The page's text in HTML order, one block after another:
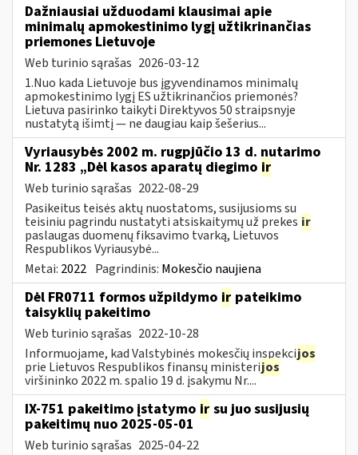
Dažniausiai užduodami klausimai apie
minimalų apmokestinimo lygį užtikrinančias
priemones Lietuvoje
Web turinio sąrašas 2026-03-12
1.Nuo kada Lietuvoje bus įgyvendinamos minimalų
apmokestinimo lygį ES užtikrinančios priemonės?
Lietuva pasirinko taikyti Direktyvos 50 straipsnyje
nustatytą išimtį — ne daugiau kaip šešerius...
Vyriausybės 2002 m. rugpjūčio 13 d. nutarimo
Nr. 1283 „Dėl kasos aparatų diegimo ir
Web turinio sąrašas 2022-08-29
Pasikeitus teisės aktų nuostatoms, susijusioms su
teisiniu pagrindu nustatyti atsiskaitymų už prekes ir
paslaugas duomenų fiksavimo tvarką, Lietuvos
Respublikos Vyriausybė...
Metai: 2022 Pagrindinis: Mokesčio naujiena
Dėl FR0711 formos užpildymo ir pateikimo
taisyklių pakeitimo
Web turinio sąrašas 2022-10-28
Informuojame, kad Valstybinės mokesčių inspekcijos
prie Lietuvos Respublikos finansų ministerijos
viršininko 2022 m. spalio 19 d. įsakymu Nr....
IX-751 pakeitimo įstatymo ir su juo susijusių
pakeitimų nuo 2025-05-01
Web turinio sąrašas 2025-04-22